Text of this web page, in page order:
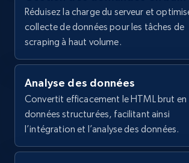
more.
LinkedIn company information
ID, Name, Country code, Locations,
more.
Réduisez la charge du serveur et
collecte de données pour les tâches de
scraping à haut volume.
Analyse des données
Convertit efficacement le HTML brut en
données structurées, facilitant ainsi
l’intégration et l’analyse des données.